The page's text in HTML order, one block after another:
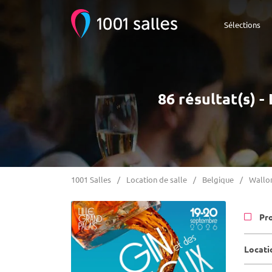
Sélections
86 résultat(s) -
1001 Salles Location de salle Belgique